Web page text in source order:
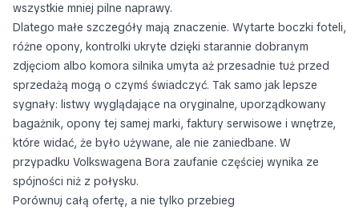
wszystkie mniej pilne naprawy.
Dlatego małe szczegóły mają znaczenie. Wytarte boczki foteli,
różne opony, kontrolki ukryte dzięki starannie dobranym
zdjęciom albo komora silnika umyta aż przesadnie tuż przed
sprzedażą mogą o czymś świadczyć. Tak samo jak lepsze
sygnały: listwy wyglądające na oryginalne, uporządkowany
bagażnik, opony tej samej marki, faktury serwisowe i wnętrze,
które widać, że było używane, ale nie zaniedbane. W
przypadku Volkswagena Bora zaufanie częściej wynika ze
spójności niż z połysku.
Porównuj całą ofertę, a nie tylko przebieg